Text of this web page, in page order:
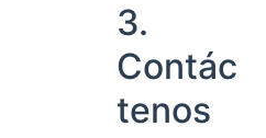
3.
Contác
tenos